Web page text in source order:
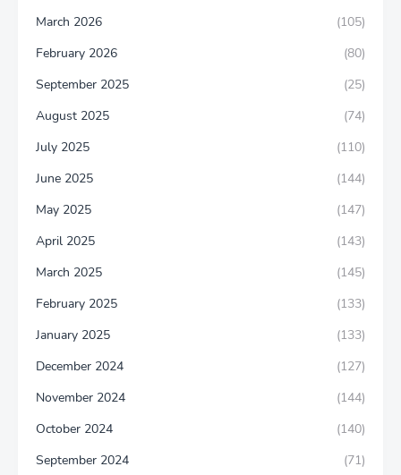
March 2026
(105)
February 2026
(80)
September 2025
(25)
August 2025
(74)
July 2025
(110)
June 2025
(144)
May 2025
(147)
April 2025
(143)
March 2025
(145)
February 2025
(133)
January 2025
(133)
December 2024
(127)
November 2024
(144)
October 2024
(140)
September 2024
(71)